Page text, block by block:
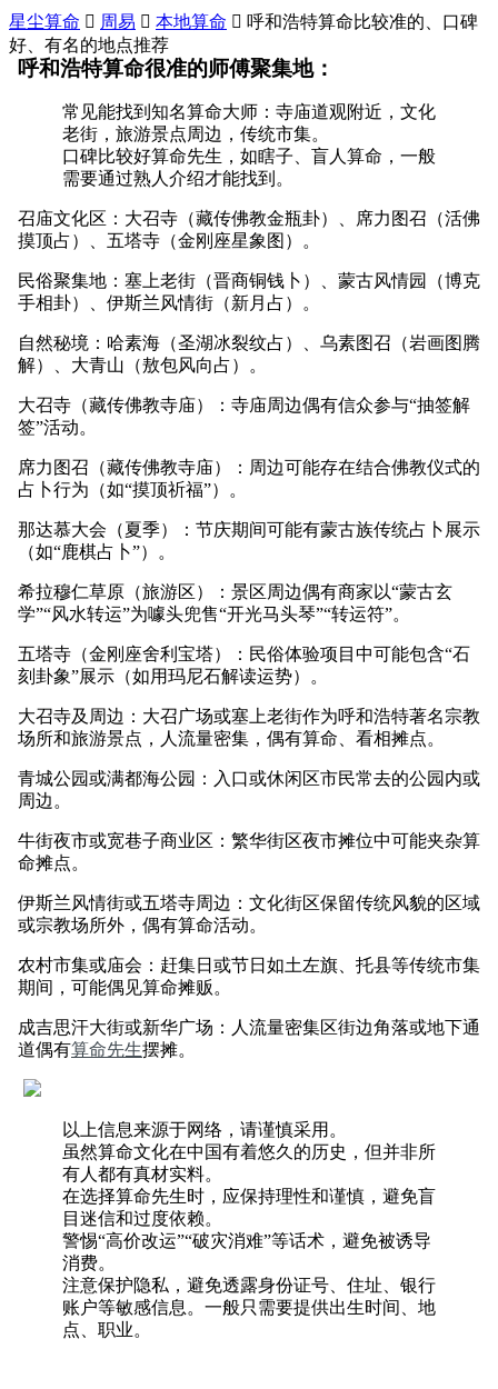
星尘算命  周易  本地算命  呼和浩特算命比较准的、口碑
好、有名的地点推荐
呼和浩特算命很准的师傅聚集地：
常见能找到知名算命大师：寺庙道观附近，文化
老街，旅游景点周边，传统市集。
口碑比较好算命先生，如瞎子、盲人算命，一般
需要通过熟人介绍才能找到。
召庙文化区：大召寺（藏传佛教金瓶卦）、席力图召（活佛
摸顶占）、五塔寺（金刚座星象图）。
民俗聚集地：塞上老街（晋商铜钱卜）、蒙古风情园（博克
手相卦）、伊斯兰风情街（新月占）。
自然秘境：哈素海（圣湖冰裂纹占）、乌素图召（岩画图腾
解）、大青山（敖包风向占）。
大召寺（藏传佛教寺庙）：寺庙周边偶有信众参与“抽签解
签”活动。
席力图召（藏传佛教寺庙）：周边可能存在结合佛教仪式的
占卜行为（如“摸顶祈福”）。
那达慕大会（夏季）：节庆期间可能有蒙古族传统占卜展示
（如“鹿棋占卜”）。
希拉穆仁草原（旅游区）：景区周边偶有商家以“蒙古玄
学”“风水转运”为噱头兜售“开光马头琴”“转运符”。
五塔寺（金刚座舍利宝塔）：民俗体验项目中可能包含“石
刻卦象”展示（如用玛尼石解读运势）。
大召寺及周边：大召广场或塞上老街作为呼和浩特著名宗教
场所和旅游景点，人流量密集，偶有算命、看相摊点。
青城公园或满都海公园：入口或休闲区市民常去的公园内或
周边。
牛街夜市或宽巷子商业区：繁华街区夜市摊位中可能夹杂算
命摊点。
伊斯兰风情街或五塔寺周边：文化街区保留传统风貌的区域
或宗教场所外，偶有算命活动。
农村市集或庙会：赶集日或节日如土左旗、托县等传统市集
期间，可能偶见算命摊贩。
成吉思汗大街或新华广场：人流量密集区街边角落或地下通
道偶有算命先生摆摊。
以上信息来源于网络，请谨慎采用。
虽然算命文化在中国有着悠久的历史，但并非所
有人都有真材实料。
在选择算命先生时，应保持理性和谨慎，避免盲
目迷信和过度依赖。
警惕“高价改运”“破灾消难”等话术，避免被诱导
消费。
注意保护隐私，避免透露身份证号、住址、银行
账户等敏感信息。一般只需要提供出生时间、地
点、职业。